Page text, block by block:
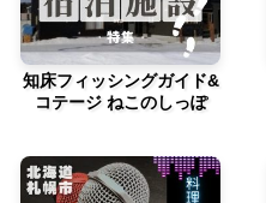
知床フィッシングガイド&
コテージ ねこのしっぽ